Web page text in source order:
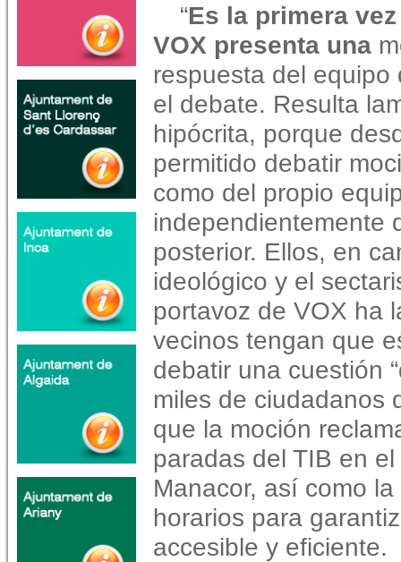
“Es la primera
VOX presenta una
respuesta del
el debate. Resulta
hipócrita, porque
permitido debatir
como del propio
independientemente
posterior. Ellos, en
ideológico y el
portavoz de VOX ha
vecinos tengan que
debatir una cuestión
miles de ciudadanos
que la moción
paradas del TIB en
Manacor, así como
horarios para
accesible y eficiente.